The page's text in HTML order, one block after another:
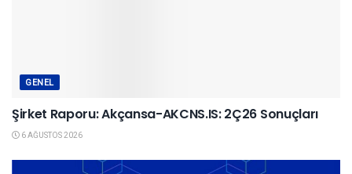
GENEL
Şirket Raporu: Akçansa-AKCNS.IS: 2Ç26 Sonuçları
6 AĞUSTOS 2026